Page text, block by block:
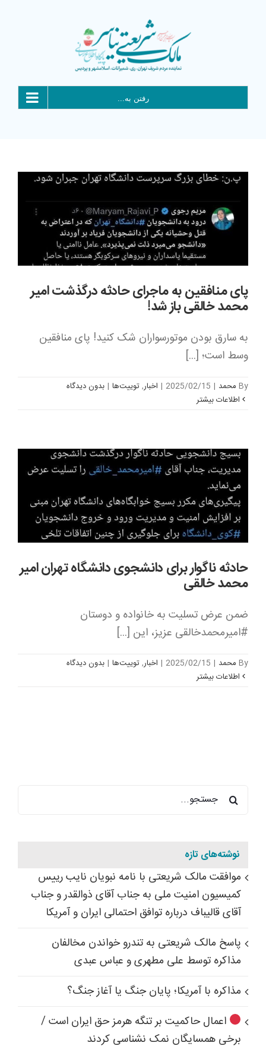
رفتن به...
پای منافقین به ماجرای حادثه درگذشت امیر
محمد خالقی باز شد!
به سارق بودن موتورسواران شک کنید! پای منافقین
وسط است؛ [...]
By محمد |
2025/02/15
| اخبار,توییت‌ها | بدون ديدگاه
اطلاعات بیشتر
حادثه ناگوار برای دانشجوی دانشگاه تهران امیر
محمد خالقی
ضمن عرض تسلیت به خانواده و دوستان
By محمد |
2025/02/15
| اخبار,توییت‌ها | بدون ديدگاه
اطلاعات بیشتر
جستجو
برای:
نوشته‌های تازه
موافقت مالک شریعتی با نامه نبویان نایب رییس
کمیسیون امنیت ملی به جناب آقای ذوالقدر و جناب
آقای قالیباف درباره توافق احتمالی ایران و آمریکا
پاسخ مالک شریعتی به تندرو خواندن مخالفان
مذاکره توسط علی مطهری و عباس عبدی
مذاکره با آمریکا؛ پایان جنگ یا آغاز جنگ؟
اعمال حاکمیت بر تنگه هرمز حق ایران است /
برخی همسایگان نمک نشناسی کردند